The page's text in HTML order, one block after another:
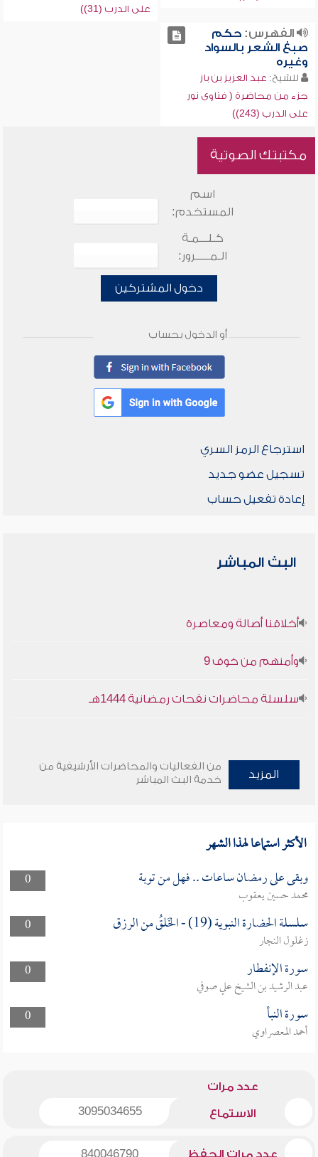
على الدرب (31))
الفهرس:حكم
صبغ الشعر بالسواد
وغيره
للشيخ: عبد العزيز بن باز
جزء من محاضرة ( فتاوى نور
على الدرب (243))
مكتبتك الصوتية
اسم
المستخدم:
كـلـــمـة
الـمـــــرور:
دخول المشتركين
أو الدخول بحساب
استرجاع الرمز السري
تسجيل عضو جديد
إعادة تفعيل حساب
البث المباشر
أخلاقنا أصالة ومعاصرة
وأمنهم من خوف 9
سلسلة محاضرات نفحات رمضانية 1444هـ
المزيد
من الفعاليات والمحاضرات الأرشيفية من
خدمة البث المباشر
الأكثر استماعا لهذا الشهر
0 وبقى على رمضان ساعات .. فهل من توبة
محمد حسين يعقوب
0
سلسلة الحضارة النبوية (19) - الخَلقُ من الرزق
زغلول النجار
0
سورة الإنفطار
عبد الرشيد بن الشيخ علي صوفي
0
سورة النبأ
أحمد المعصراوي
عدد مرات
الاستماع 3095034655
عدد مرات الحفظ 840046790